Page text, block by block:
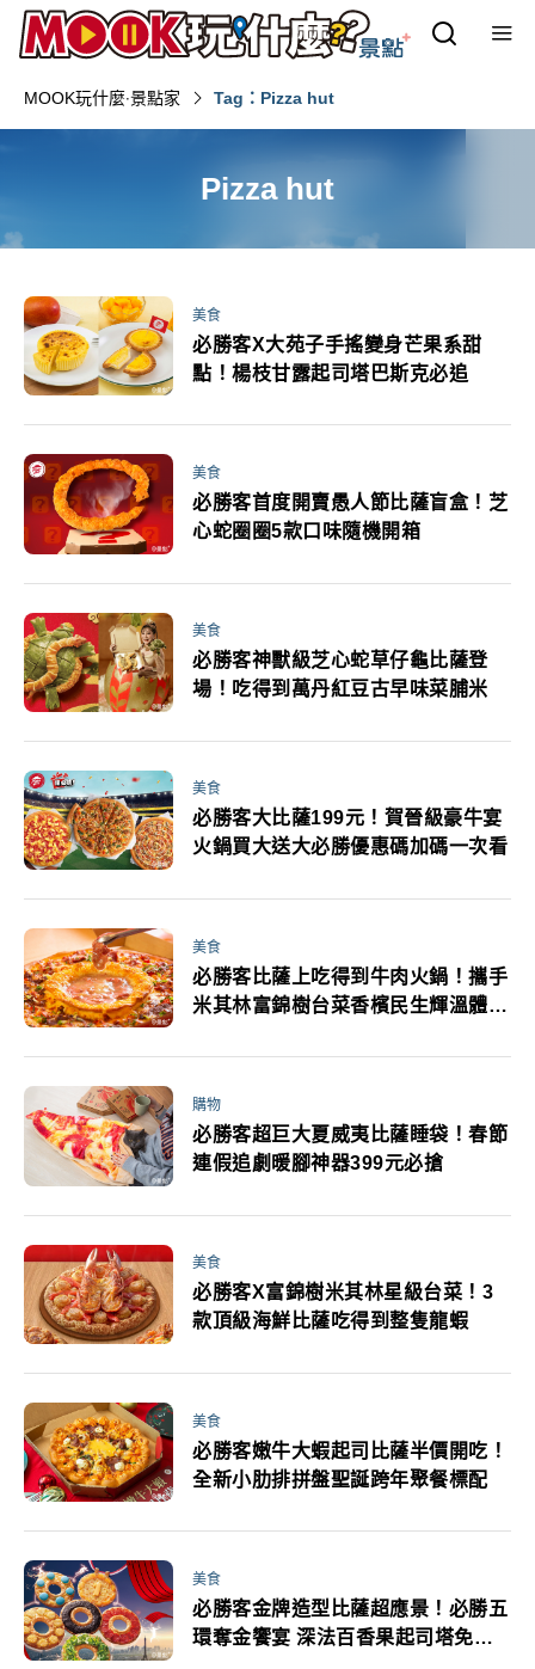
MOOK玩什麼‧景點家 Tag：Pizza hut
Pizza hut
美食
必勝客X大苑子手搖變身芒果系甜
點！楊枝甘露起司塔巴斯克必追
美食
必勝客首度開賣愚人節比薩盲盒！芝
心蛇圈圈5款口味隨機開箱
美食
必勝客神獸級芝心蛇草仔龜比薩登
場！吃得到萬丹紅豆古早味菜脯米
美食
必勝客大比薩199元！賀晉級豪牛宴
火鍋買大送大必勝優惠碼加碼一次看
美食
必勝客比薩上吃得到牛肉火鍋！攜手
米其林富錦樹台菜香檳民生輝溫體牛
購物
必勝客超巨大夏威夷比薩睡袋！春節
連假追劇暖腳神器399元必搶
美食
必勝客X富錦樹米其林星級台菜！3
款頂級海鮮比薩吃得到整隻龍蝦
美食
必勝客嫩牛大蝦起司比薩半價開吃！
全新小肋排拼盤聖誕跨年聚餐標配
美食
必勝客金牌造型比薩超應景！必勝五
環奪金饗宴 深法百香果起司塔免排